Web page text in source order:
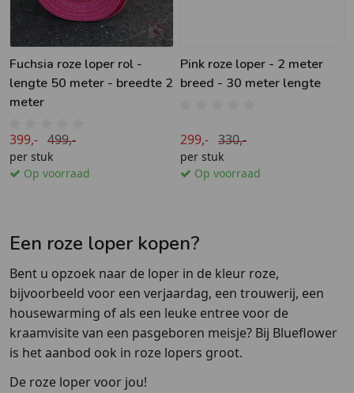
Fuchsia roze loper rol -
lengte 50 meter - breedte 2
meter
399,- 499,-
per stuk
Op voorraad
Pink roze loper - 2 meter
breed - 30 meter lengte
299,- 330,-
per stuk
Op voorraad
Een roze loper kopen?
Bent u opzoek naar de loper in de kleur roze,
bijvoorbeeld voor een verjaardag, een trouwerij, een
housewarming of als een leuke entree voor de
kraamvisite van een pasgeboren meisje? Bij Blueflower
is het aanbod ook in roze lopers groot.
De roze loper voor jou!